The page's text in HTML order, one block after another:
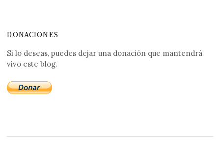
DONACIONES
Si lo deseas, puedes dejar una donación que mantendrá
vivo este blog.